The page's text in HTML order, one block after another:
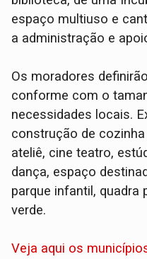
espaço multiuso e
a administração e
Os moradores
conforme com o
necessidades locais.
construção de
ateliê, cine teatro,
dança, espaço
parque infantil, quadra
verde.
Veja aqui os